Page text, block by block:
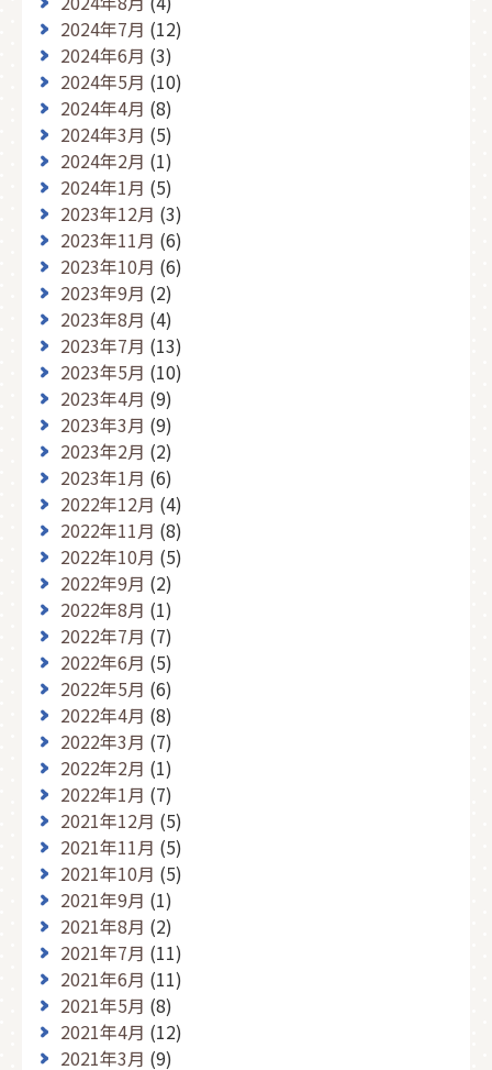
2024年7月 (12)
2024年6月 (3)
2024年5月 (10)
2024年4月 (8)
2024年3月 (5)
2024年2月 (1)
2024年1月 (5)
2023年12月 (3)
2023年11月 (6)
2023年10月 (6)
2023年9月 (2)
2023年8月 (4)
2023年7月 (13)
2023年5月 (10)
2023年4月 (9)
2023年3月 (9)
2023年2月 (2)
2023年1月 (6)
2022年12月 (4)
2022年11月 (8)
2022年10月 (5)
2022年9月 (2)
2022年8月 (1)
2022年7月 (7)
2022年6月 (5)
2022年5月 (6)
2022年4月 (8)
2022年3月 (7)
2022年2月 (1)
2022年1月 (7)
2021年12月 (5)
2021年11月 (5)
2021年10月 (5)
2021年9月 (1)
2021年8月 (2)
2021年7月 (11)
2021年6月 (11)
2021年5月 (8)
2021年4月 (12)
2021年3月 (9)